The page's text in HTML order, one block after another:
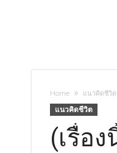
Home แนวคิดชีวิต
แนวคิดชีวิต
(เรื่อ